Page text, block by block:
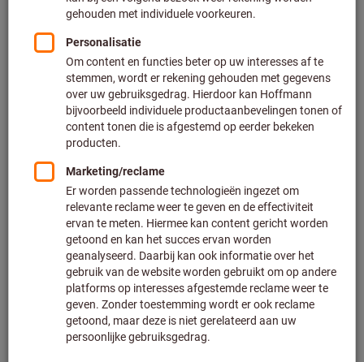
Excl. verzendkosten
Klantspecifieke prijzen voor zakelijke klanten na
/ aanmelding.
Aan de winkelwagen toevoegen
Geschatte levertijd: 2-3 weken
Let op de langere levertijd en beperkt advies:
Doordat het niet tot ons hoofdassortiment behoort en
daardoor niet bij ons op voorraad is, bestellen wij dit
artikel voor u rechtstreeks bij de fabrikant.Info